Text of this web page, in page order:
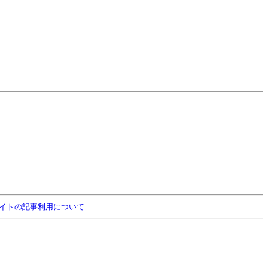
トの記事利用について